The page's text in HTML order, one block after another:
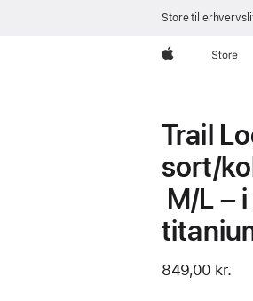
Store til
AppleStore
Trail
sort/
M/L –
849,00 kr.